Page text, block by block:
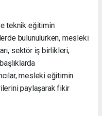
teknik eğitimin
bulunulurken, mesleki
sektör iş birlikleri,
mesleki eğitimin
paylaşarak fikir